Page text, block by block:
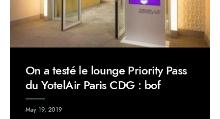
On a testé le lounge Priority Pass
du YotelAir Paris CDG : bof
May 19, 2019